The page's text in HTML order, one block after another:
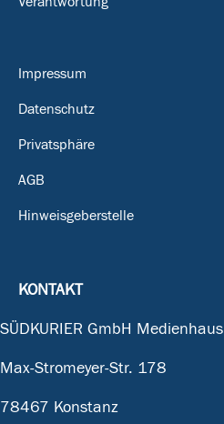
Impressum
Datenschutz
Privatsphäre
AGB
Hinweisgeberstelle
KONTAKT
SÜDKURIER GmbH Medienhaus
Max-Stromeyer-Str. 178
78467 Konstanz